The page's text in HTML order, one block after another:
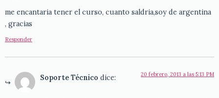
me encantaria tener el curso, cuanto saldria,soy de argentina
, gracias
Responder
Soporte Técnico dice: 20 febrero, 2013 a las 5:13 PM